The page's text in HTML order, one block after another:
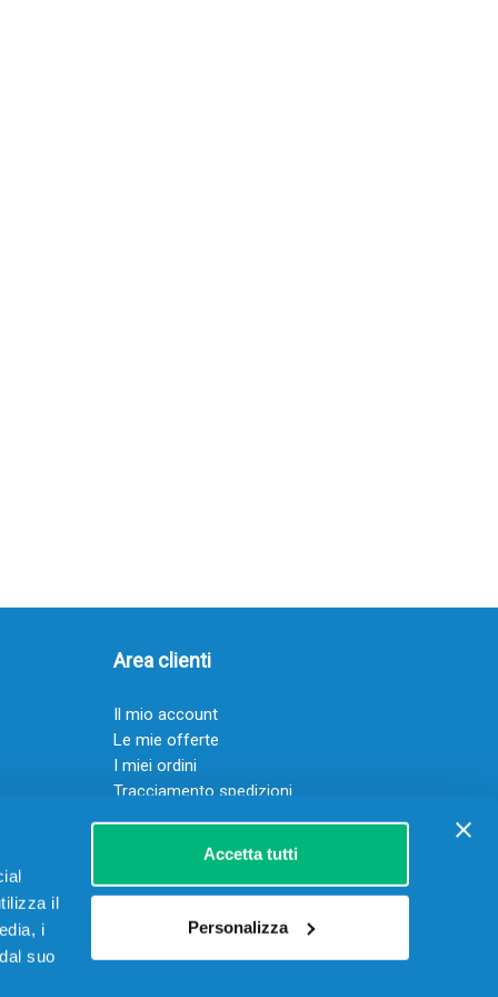
il
i
suo
Accetta tutti
Personalizza
Area clienti
Il mio account
Le mie offerte
I miei ordini
Tracciamento spedizioni
Resi
Servizio clienti